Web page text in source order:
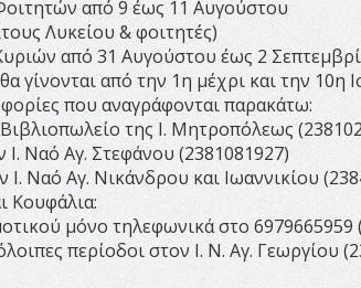
από 9 έως 11 Αυγούστου
Λυκείου & φοιτητές)
από 31 Αυγούστου έως 2
γίνονται από την 1η μέχρι και την
που αναγράφονται παρακάτω:
της Ι. Μητροπόλεως
Ι. Ναό Αγ. Στεφάνου (2381081927)
Ι. Ναό Αγ. Νικάνδρου και Ιωαννικίου
Κουφάλια:
μόνο τηλεφωνικά στο 6979665959
περίοδοι στον Ι. Ν. Αγ. Γεωργίου